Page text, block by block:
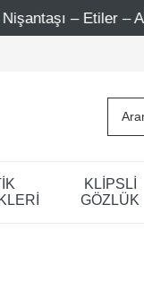
– Ataşehir
KLİPSLİ
GÖZLÜK